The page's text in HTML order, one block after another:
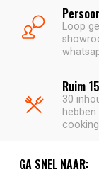
Loop
Ruim
30
GA SNEL NAAR: